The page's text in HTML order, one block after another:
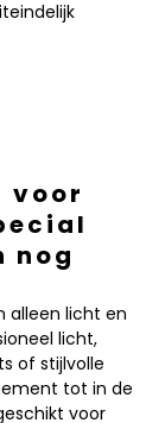
voor
nog
alleen licht en
licht,
of stijlvolle
tot in de
voor